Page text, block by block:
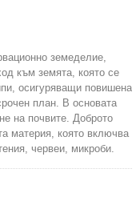
земеделие,
към земята, която се
осигуряващи повишена
план. В основата
на почвите. Доброто
материя, която включва
червеи, микроби.